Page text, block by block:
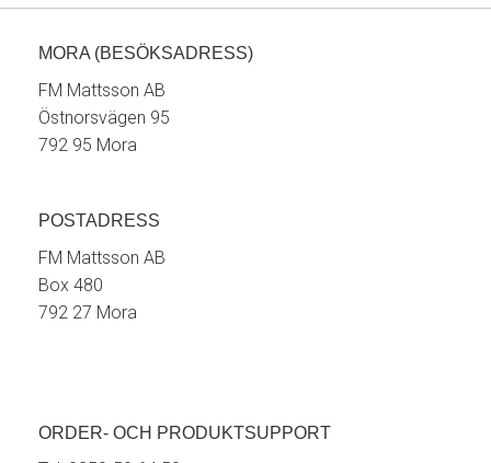
MORA (BESÖKSADRESS)
FM Mattsson AB
Östnorsvägen 95
792 95 Mora
POSTADRESS
FM Mattsson AB
Box 480
792 27 Mora
ORDER- OCH PRODUKTSUPPORT